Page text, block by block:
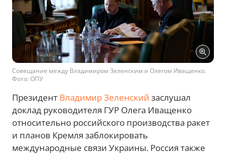
Совещание между Владимиром Зеленским и Олегом Иващенко.
Фото: ОПУ
Президент Владимир Зеленский заслушал
доклад руководителя ГУР Олега Иващенко
относительно российского производства ракет
и планов Кремля заблокировать
международные связи Украины. Россия также